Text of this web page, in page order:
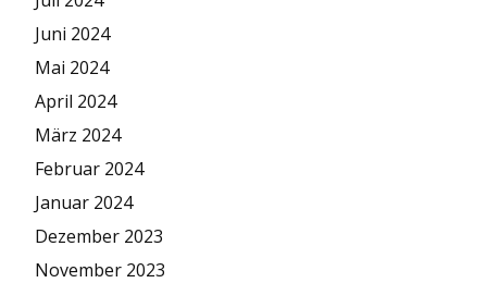
Juni 2024
Mai 2024
April 2024
März 2024
Februar 2024
Januar 2024
Dezember 2023
November 2023